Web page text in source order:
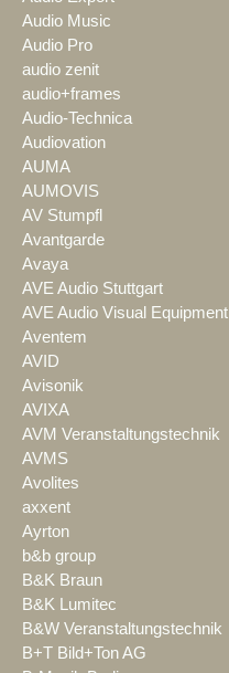
Audio Music
Audio Pro
audio zenit
audio+frames
Audio-Technica
Audiovation
AUMA
AUMOVIS
AV Stumpfl
Avantgarde
Avaya
AVE Audio Stuttgart
AVE Audio Visual Equipment
Aventem
AVID
Avisonik
AVIXA
AVM Veranstaltungstechnik
AVMS
Avolites
axxent
Ayrton
b&b group
B&K Braun
B&K Lumitec
B&W Veranstaltungstechnik
B+T Bild+Ton AG